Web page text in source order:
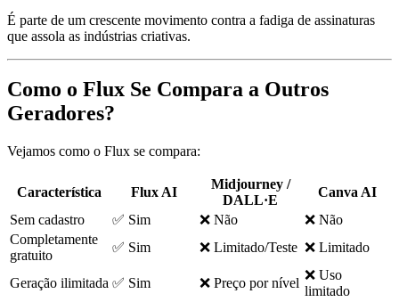
É parte de um crescente movimento contra a fadiga de assinaturas
que assola as indústrias criativas.
Como o Flux Se Compara a Outros
Geradores?
Vejamos como o Flux se compara:
Característica Flux AI
Midjourney /
DALL·E
Canva AI
Sem cadastro
✅ Sim ❌ Não
❌ Não
Completamente
gratuito
✅ Sim ❌ Limitado/Teste ❌ Limitado
Geração ilimitada ✅ Sim ❌ Preço por nível
❌ Uso
limitado